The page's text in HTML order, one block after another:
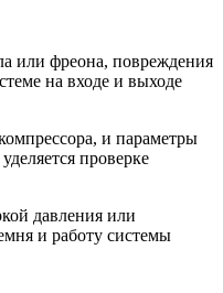
или фреона, повреждения
на входе и выходе
и параметры
проверке
давления или
и работу системы